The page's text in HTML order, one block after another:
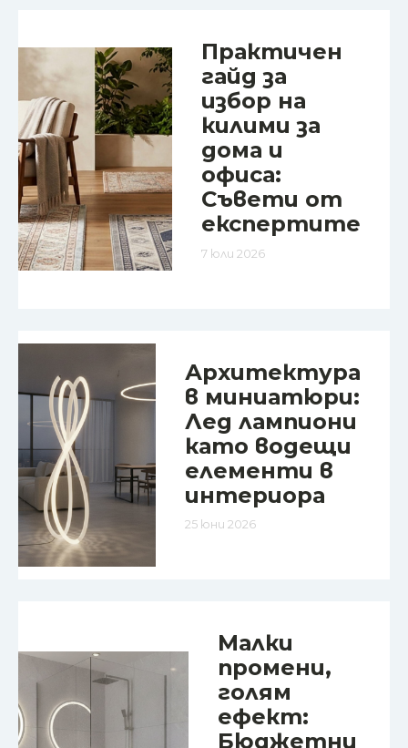
Практичен
гайд за
избор на
килими за
дома и
офиса:
Съвети от
експертите
7 юли 2026
Архитектура
в миниатюри:
Лед лампиони
като водещи
елементи в
интериора
25 юни 2026
Малки
промени,
голям
ефект:
Бюджетни